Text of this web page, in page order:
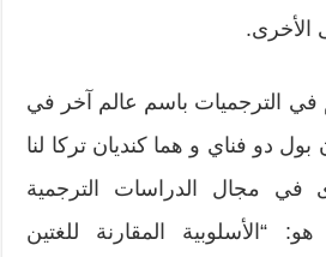
الأخرى.
في الترجميات باسم عالم آخر في
دو فناي و هما كنديان تركا لنا
في مجال الدراسات الترجمية
“الأسلوبية المقارنة للغتين